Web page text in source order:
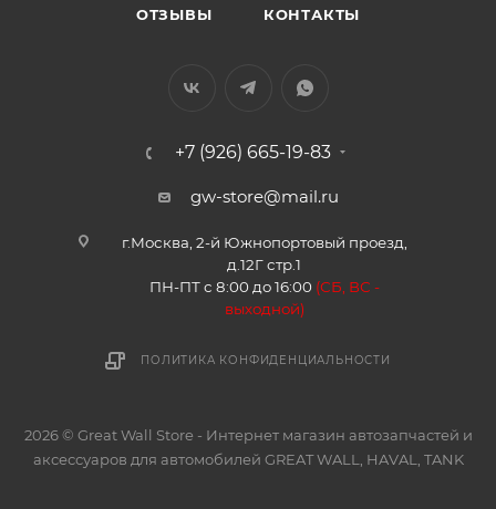
ОТЗЫВЫ КОНТАКТЫ
+7 (926) 665-19-83
gw-store@mail.ru
г.Москва, 2-й Южнопортовый проезд,
д.12Г стр.1
ПН-ПТ с 8:00 до 16:00 (СБ, ВС -
выходной)
ПОЛИТИКА КОНФИДЕНЦИАЛЬНОСТИ
2026 © Great Wall Store - Интернет магазин автозапчастей и
аксессуаров для автомобилей GREAT WALL, HAVAL, TANK